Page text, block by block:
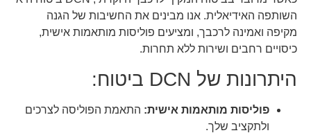
השותפה האידיאלית. אנו מבינים את החשיבות של הגנה
מקיפה ואמינה לרכבך, ומציעים פוליסות מותאמות אישית,
כיסויים רחבים ושירות ללא תחרות.
היתרונות של DCN ביטוח:
פוליסות מותאמות אישית:התאמת הפוליסה לצרכים
ולתקציב שלך.